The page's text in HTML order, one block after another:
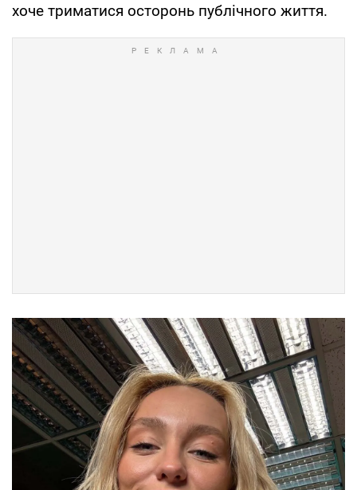
хоче триматися осторонь публічного життя.